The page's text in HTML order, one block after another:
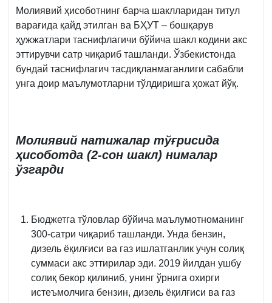
Молиявий ҳисоботнинг барча шаклларидан титул
варағида қайд этилган ва БҲУТ – бошқарув
ҳужжатлари таснифлагичи бўйича шакл кодини акс
эттирувчи сатр чиқариб ташланди. Ўзбекистонда
бундай таснифлагич тасдиқланмаганлиги сабабли
унга доир маълумотларни тўлдиришга ҳожат йўқ.
Молиявий натижалар тўғрисида
ҳисоботда (2-сон шакл) нималар
ўзгарди
Бюджетга тўловлар бўйича маълумотноманинг
300-сатри чиқариб ташланди. Унда бензин,
дизель ёқилғиси ва газ ишлатганлик учун солиқ
суммаси акс эттирилар эди. 2019 йилдан ушбу
солиқ бекор қилиниб, унинг ўрнига охирги
истеъмолчига бензин, дизель ёқилғиси ва газ